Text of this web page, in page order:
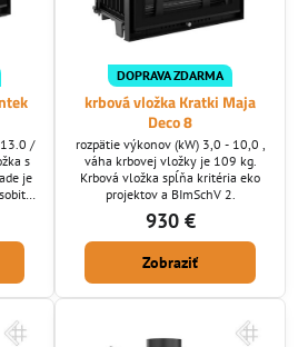
/
s
je
DOPRAVA ZDARMA
krbová vložka Kratki Maja
Deco 8
rozpätie výkonov (kW) 3,0 - 10,0 ,
váha krbovej vložky je 109 kg.
Krbová vložka spĺňa kritéria eko
projektov a BImSchV 2.
930 €
Zobraziť